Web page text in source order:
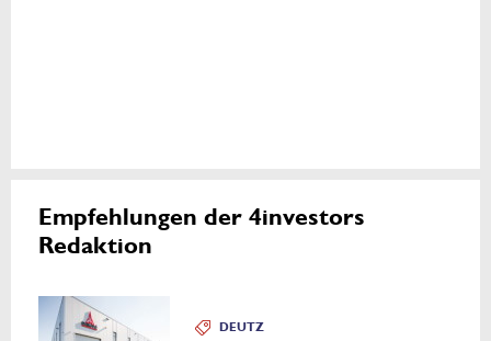
Empfehlungen der 4investors
Redaktion
DEUTZ